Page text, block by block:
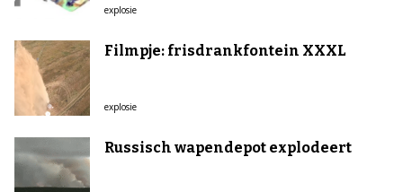
explosie
Filmpje: frisdrankfontein XXXL
explosie
Russisch wapendepot explodeert